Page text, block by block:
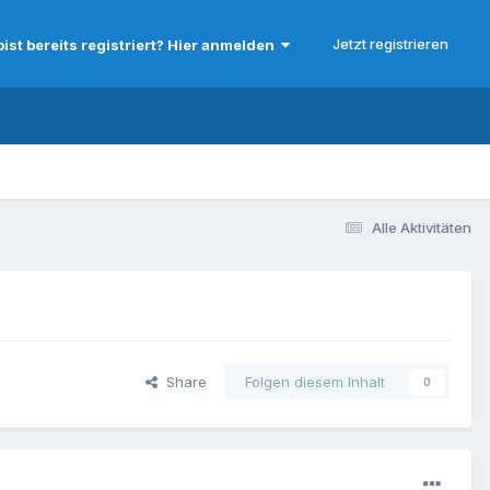
bereits registriert? Hier anmelden Jetzt registrieren
Alle Aktivitäten
Share Folgen diesem Inhalt 0